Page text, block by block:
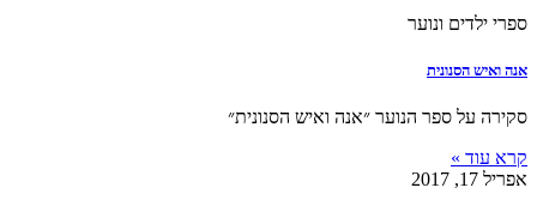
ספרי ילדים ונוער
אנה ואיש הסנונית
סקירה על ספר הנוער ״אנה ואיש הסנונית״
קרא עוד »
אפריל 17, 2017